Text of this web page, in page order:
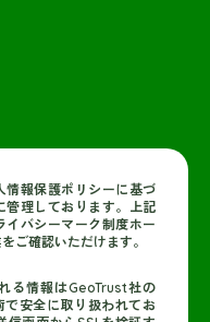
情報保護ポリシーに基づ
管理しております。上記
イバシーマーク制度ホー
ご確認いただけます。
る情報はGeoTrust社の
で安全に取り扱われてお